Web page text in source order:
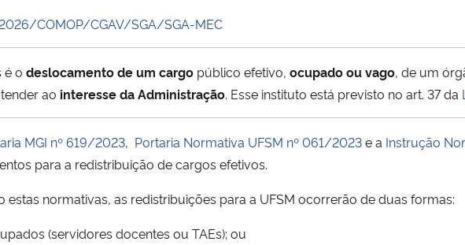
COMOP/CGAV/SGA/SGA-MEC
é o deslocamento de um cargo público efetivo, ocupado ou vago, de um
ao interesse da Administração. Esse instituto está previsto no art. 37 da
MGI nº 619/2023, Portaria Normativa UFSM nº 061/2023e a Instrução
para a redistribuição de cargos efetivos.
estas normativas, as redistribuições para a UFSM ocorrerão de duas formas:
(servidores docentes ou TAEs); ou